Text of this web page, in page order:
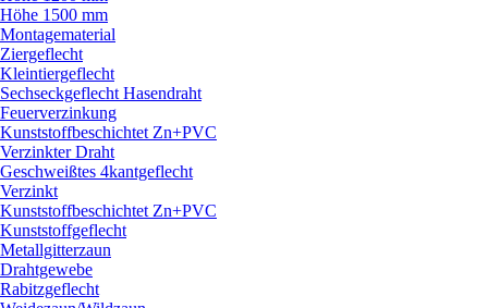
Höhe 1500 mm
Montagematerial
Ziergeflecht
Kleintiergeflecht
Sechseckgeflecht Hasendraht
Feuerverzinkung
Kunststoffbeschichtet Zn+PVC
Verzinkter Draht
Geschweißtes 4kantgeflecht
Verzinkt
Kunststoffbeschichtet Zn+PVC
Kunststoffgeflecht
Metallgitterzaun
Drahtgewebe
Rabitzgeflecht